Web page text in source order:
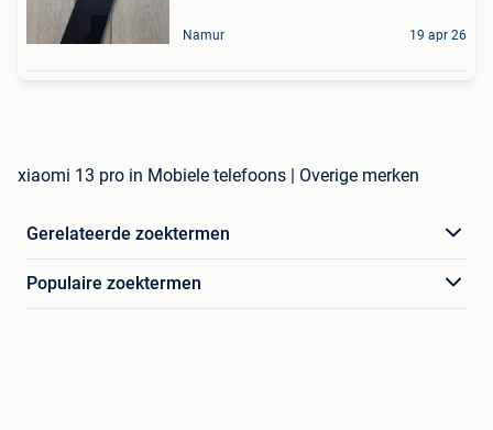
Namur 19 apr 26
xiaomi 13 pro in Mobiele telefoons | Overige merken
Gerelateerde zoektermen
Populaire zoektermen